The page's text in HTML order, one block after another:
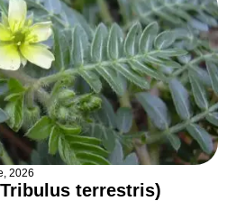
2026
terrestris)